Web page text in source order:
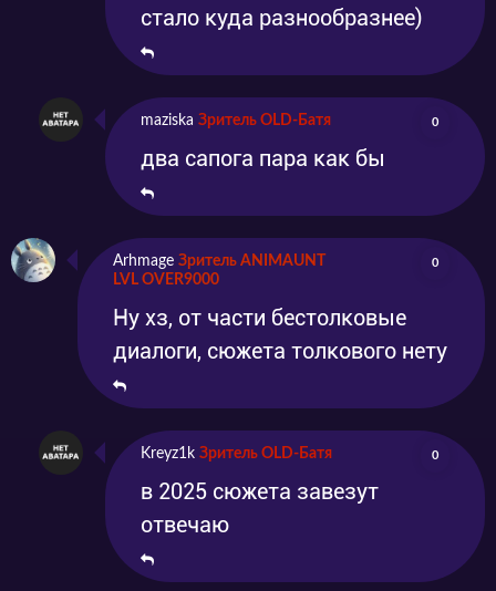
стало куда разнообразнее)
maziska Зритель OLD-Батя 0
два сапога пара как бы
Arhmage Зритель ANIMAUNT
LVL OVER9000
0
Ну хз, от части бестолковые
диалоги, сюжета толкового нету
Kreyz1k Зритель OLD-Батя 0
в 2025 сюжета завезут
отвечаю